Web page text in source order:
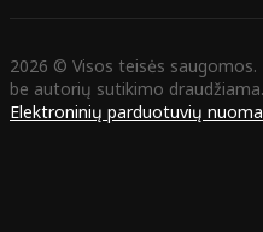
2026 © Visos teisės
be autorių sutikimo draudžiama.
Elektroninių parduotuvių nuoma